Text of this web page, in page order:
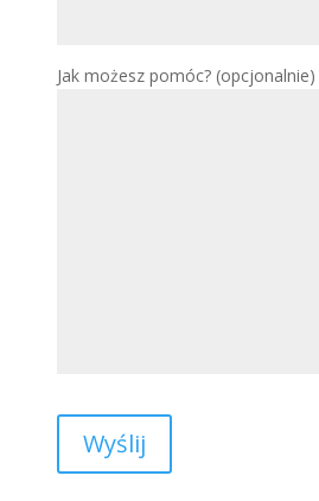
Jak możesz pomóc? (opcjonalnie)
Wyślij